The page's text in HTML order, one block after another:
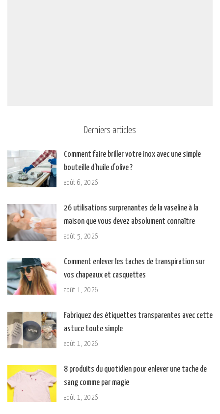
Derniers articles
Comment faire briller votre inox avec une simple
bouteille d’huile d’olive ?
août 6, 2026
26 utilisations surprenantes de la vaseline à la
maison que vous devez absolument connaître
août 5, 2026
Comment enlever les taches de transpiration sur
vos chapeaux et casquettes
août 1, 2026
Fabriquez des étiquettes transparentes avec cette
astuce toute simple
août 1, 2026
8 produits du quotidien pour enlever une tache de
sang comme par magie
août 1, 2026